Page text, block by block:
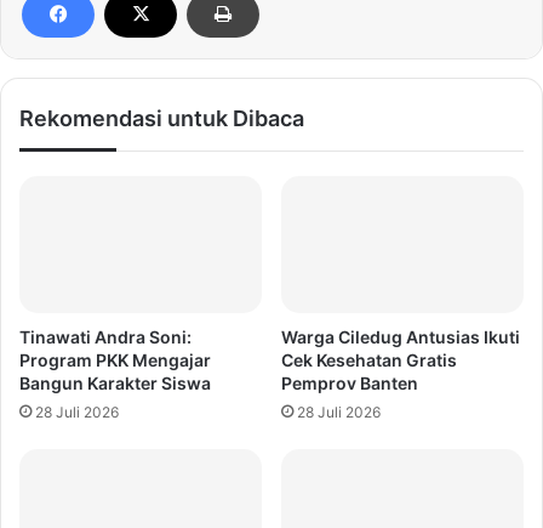
Rekomendasi untuk Dibaca
Tinawati Andra Soni:
Program PKK Mengajar
Bangun Karakter Siswa
28 Juli 2026
Warga Ciledug Antusias Ikuti
Cek Kesehatan Gratis
Pemprov Banten
28 Juli 2026